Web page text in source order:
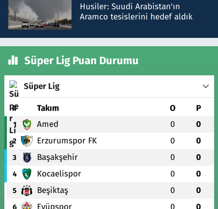
Husiler: Suudi Arabistan'ın
Aramco tesislerini hedef aldık
Süper Lig Puan Durumu
Süper Lig
# Takım O P
1 Amed 0 0
2 Erzurumspor FK 0 0
3 Başakşehir 0 0
4 Kocaelispor 0 0
5 Beşiktaş 0 0
6 Eyüpspor 0 0